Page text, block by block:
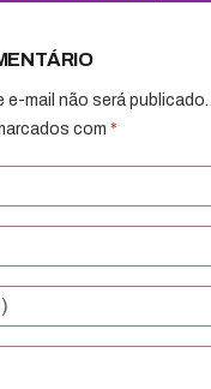
e-mail não será publicado.
com *